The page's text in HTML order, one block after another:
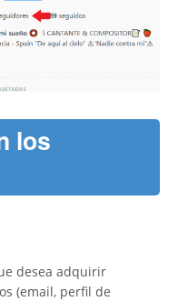
los
desea adquirir
(email, perfil de